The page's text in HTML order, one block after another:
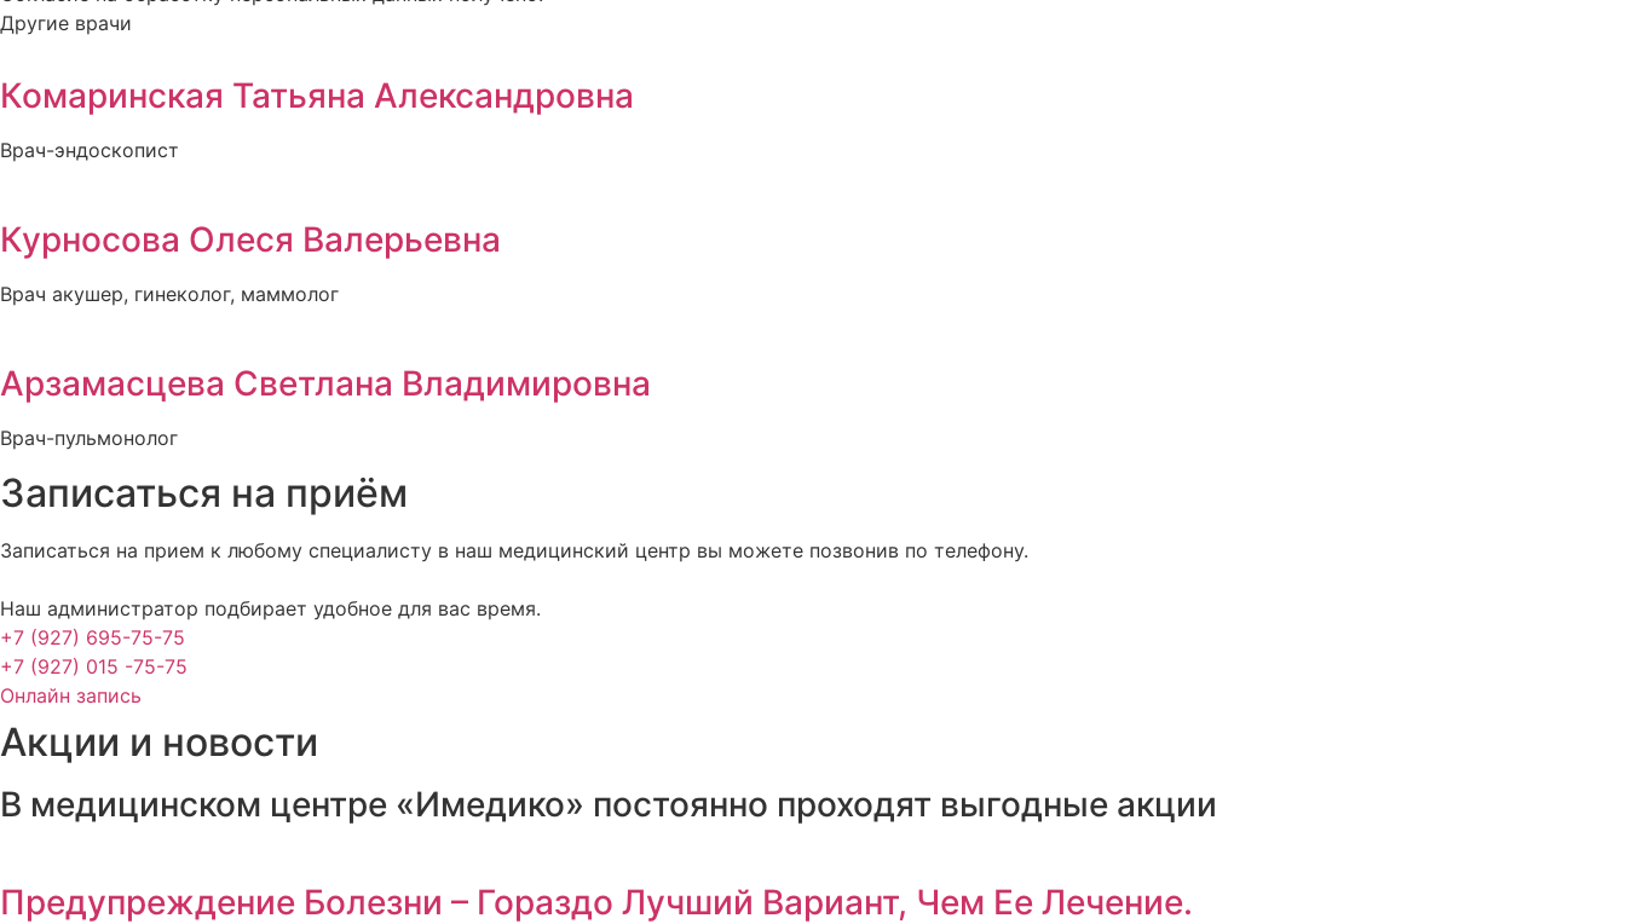
Другие врачи
Комаринская Татьяна Александровна
Врач-эндоскопист
Курносова Олеся Валерьевна
Врач акушер, гинеколог, маммолог
Арзамасцева Светлана Владимировна
Врач-пульмонолог
Записаться на приём
Записаться на прием к любому специалисту в наш медицинский центр вы можете позвонив по телефону.
Наш администратор подбирает удобное для вас время.
+7 (927) 695-75-75
+7 (927) 015 -75-75
Онлайн запись
Акции и новости
В медицинском центре «Имедико» постоянно проходят выгодные акции
Предупреждение Болезни – Гораздо Лучший Вариант, Чем Ее Лечение.